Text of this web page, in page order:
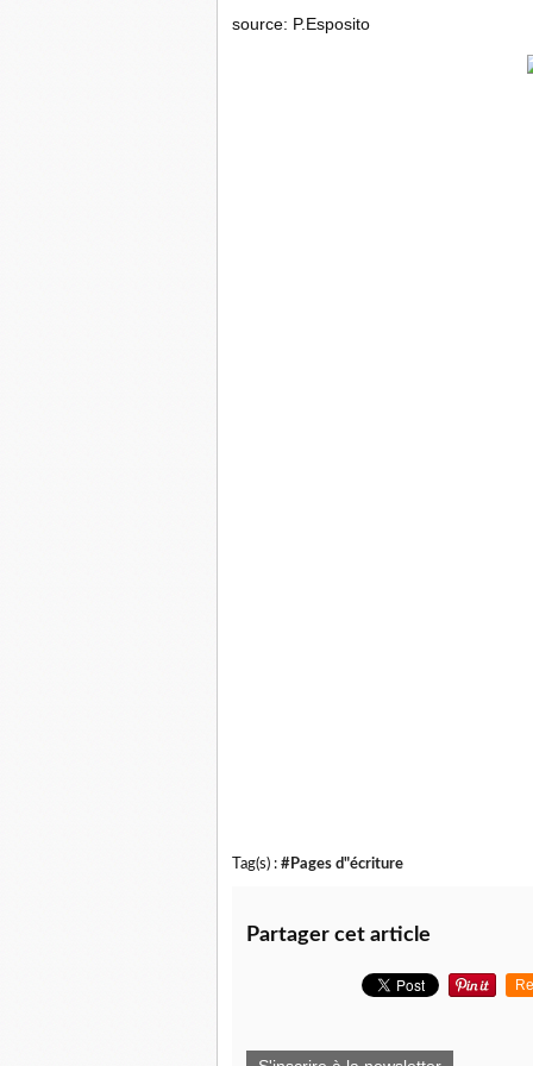
source: P.Esposito
Tag(s) : #Pages d"écriture
Partager cet article